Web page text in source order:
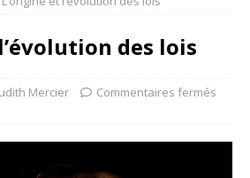
des lois
Mercier Commentaires fermés